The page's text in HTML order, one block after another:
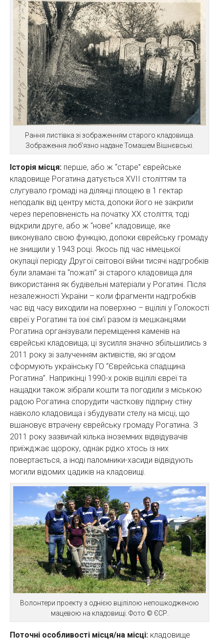
Рання листівка зі зображенням старого кладовища.
Зображення люб’язно надане Томашем Вішнєвські.
Історія місця: перше, або ж “старе” єврейське
кладовище Рогатина датується XVII століттям та
слугувало громаді на ділянці площею в 1 гектар
неподалік від центру міста, допоки його не закрили
через переповненість на початку ХХ століття; тоді
відкрили друге, або ж “нове” кладовище, яке
виконувало свою функцію, допоки єврейську громаду
не знищили у 1943 році. Якось під час німецької
окупації періоду Другої світової війни тисячі надгробків
були зламані та “пожаті” зі старого кладовища для
використання як будівельні матеріали у Рогатині. Після
незалежності України – коли фрагменти надгробків
час від часу виходили на поверхню – вцілілі у Голокості
євреї у Рогатині та їхні сім’ї разом із мешканцями
Рогатина організували переміщення каменів на
єврейські кладовища; ці зусилля значно збільшились з
2011 року зі залученням активістів, які згодом
сформують українську ГО “Єврейська спадщина
Рогатина”. Наприкінці 1990-х років вцілілі євреї та
нащадки також зібрали кошти та погодили з міською
радою Рогатина спорудити часткову підпірну стіну
навколо кладовища і збудувати стелу на місці, що
вшановує втрачену єврейську громаду Рогатина. З
2011 року зазвичай кілька іноземних відвідувачів
приїжджає щороку, однак рідко хтось із них
повертається, а іноді паломники-хасиди відвідують
могили відомих цадиків на кладовищі.
Волонтери проекту з однією вцілілою непошкодженою
мацевою на кладовищі. Фото © ЄСР.
Поточні особливості місця/на місці: кладовище